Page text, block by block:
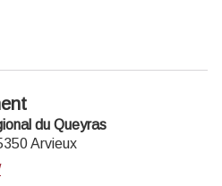
du Queyras
Arvieux